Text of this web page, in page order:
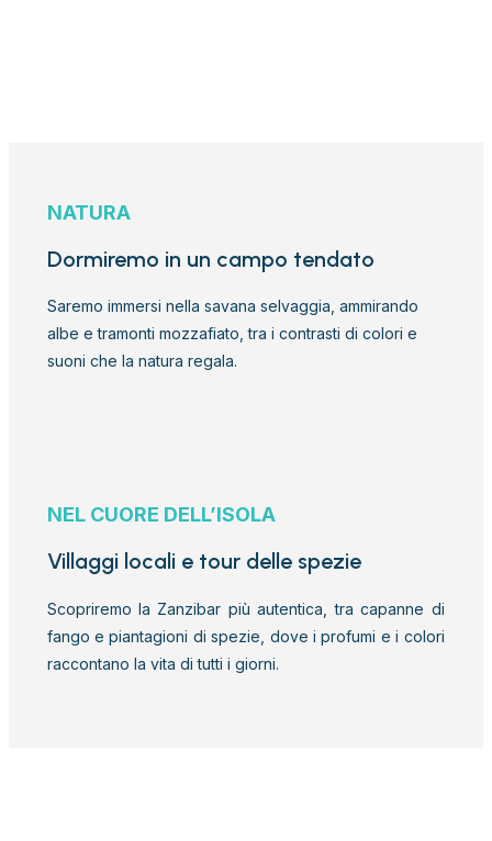
NATURA
Dormiremo in un campo tendato
Saremo immersi nella savana selvaggia, ammirando
albe e tramonti mozzafiato, tra i contrasti di colori e
suoni che la natura regala.
NEL CUORE DELL’ISOLA
Villaggi locali e tour delle spezie
Scopriremo la Zanzibar più autentica, tra capanne di
fango e piantagioni di spezie, dove i profumi e i colori
raccontano la vita di tutti i giorni.